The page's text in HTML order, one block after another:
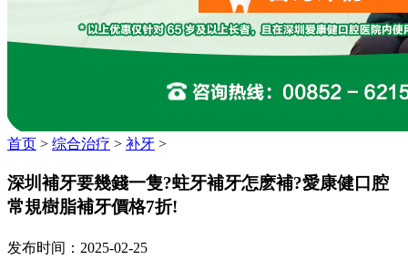
首页 > 综合治疗 > 补牙 >
深圳補牙要幾錢一隻?蛀牙補牙怎麽補?愛康健口腔
常規樹脂補牙價格7折!
发布时间：2025-02-25